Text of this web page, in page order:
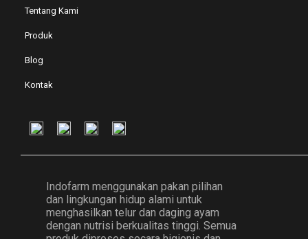
Tentang Kami
Produk
Blog
Kontak
Indofarm menggunakan pakan pilihan
dan lingkungan hidup alami untuk
menghasilkan telur dan daging ayam
dengan nutrisi berkualitas tinggi. Semua